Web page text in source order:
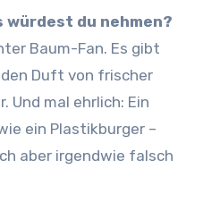
würdest du nehmen?
Baum-Fan. Es gibt
Duft von frischer
Und mal ehrlich: Ein
ein Plastikburger –
aber irgendwie falsch